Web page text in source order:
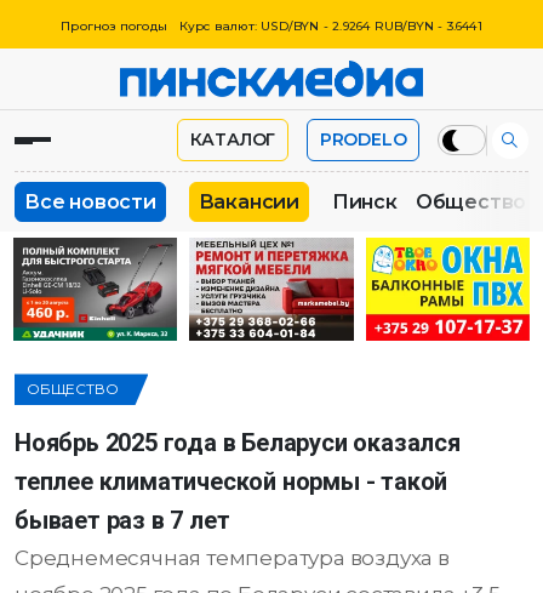
Прогноз погоды Курс валют: USD/BYN - 2.9264 RUB/BYN - 3.6441
КАТАЛОГ PRODELO
Все новости Вакансии Пинск Общество
ОБЩЕСТВО
Ноябрь 2025 года в Беларуси оказался
теплее климатической нормы - такой
бывает раз в 7 лет
Среднемесячная температура воздуха в